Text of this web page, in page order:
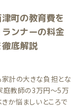
町の教育費を
ンナーの料金
底解説
計の大きな負担とな
庭教師の3万円〜5万
か悩ましいところで